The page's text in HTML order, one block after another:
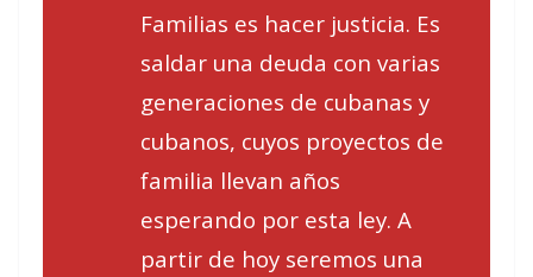
Familias es hacer justicia. Es
saldar una deuda con varias
generaciones de cubanas y
cubanos, cuyos proyectos de
familia llevan años
esperando por esta ley. A
partir de hoy seremos una